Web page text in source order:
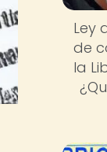
Ley
de
la